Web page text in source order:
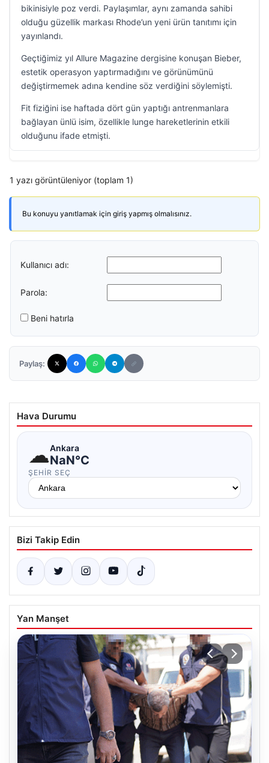
bikinisiyle poz verdi. Paylaşımlar, aynı zamanda sahibi
olduğu güzellik markası Rhode’un yeni ürün tanıtımı için
yayınlandı.
Geçtiğimiz yıl Allure Magazine dergisine konuşan Bieber,
estetik operasyon yaptırmadığını ve görünümünü
değiştirmemek adına kendine söz verdiğini söylemişti.
Fit fiziğini ise haftada dört gün yaptığı antrenmanlara
bağlayan ünlü isim, özellikle lunge hareketlerinin etkili
olduğunu ifade etmişti.
1 yazı görüntüleniyor (toplam 1)
Bu konuyu yanıtlamak için giriş yapmış olmalısınız.
Kullanıcı adı:
Parola:
Beni hatırla
Paylaş:
Hava Durumu
☁Ankara
NaN°C
ŞEHIR SEÇ
Bizi Takip Edin
Yan Manşet